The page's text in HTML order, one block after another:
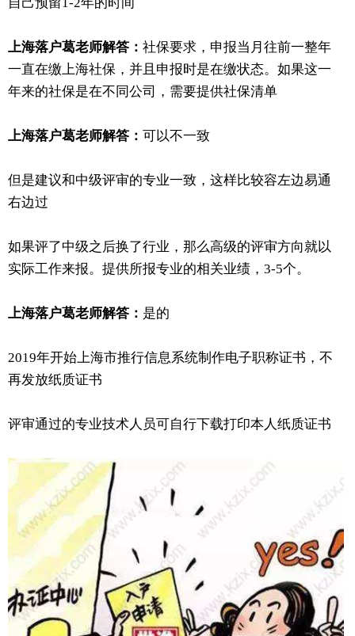
上海落户葛老师解答： 社保要求，申报当月往前一整年
一直在缴上海社保，并且申报时是在缴状态。如果这一
年来的社保是在不同公司，需要提供社保清单
上海落户葛老师解答： 可以不一致
但是建议和中级评审的专业一致，这样比较容左边易通
右边过
如果评了中级之后换了行业，那么高级的评审方向就以
实际工作来报。提供所报专业的相关业绩，3-5个。
上海落户葛老师解答： 是的
2019年开始上海市推行信息系统制作电子职称证书，不
再发放纸质证书
评审通过的专业技术人员可自行下载打印本人纸质证书